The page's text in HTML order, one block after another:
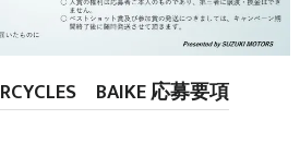
BAIKE 応募要項